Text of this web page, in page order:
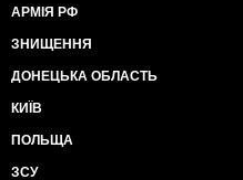
АРМІЯ РФ
ЗНИЩЕННЯ
ДОНЕЦЬКА ОБЛАСТЬ
КИЇВ
ПОЛЬЩА
ЗСУ